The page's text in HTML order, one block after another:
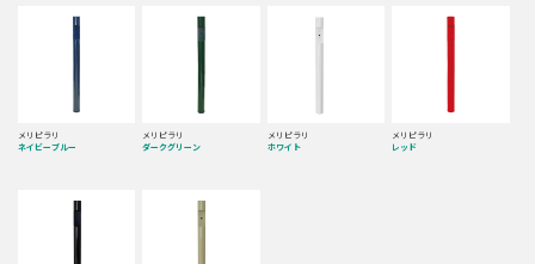
メリピラリ
ネイビーブルー
メリピラリ
ダークグリーン
メリピラリ
ホワイト
メリピラリ
レッド